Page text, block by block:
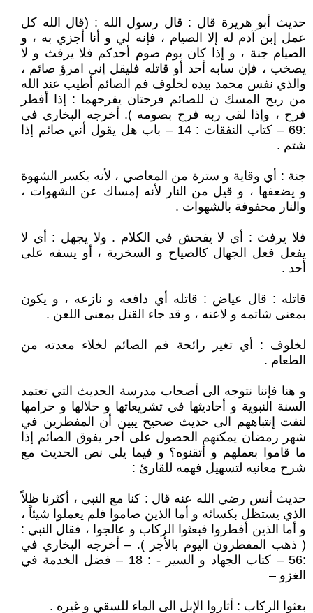
حديث أبو هريرة قال : قال رسول الله : (قال الله كل
عمل إبن آدم له إلا الصيام ، فإنه لي و أنا أجزي به ، و
الصيام جنة ، و إذا كان يوم صوم أحدكم فلا يرفث و لا
يصخب ، فإن سابه أحد أو قاتله فليقل إني امرؤ صائم ،
والذي نفس محمد بيده لخلوف فم الصائم أطيب عند الله
من ريح المسك ن للصائم فرحتان يفرحهما : إذا أفطر
فرح ، وإذا لقى ربه فرح بصومه ). أخرجه البخاري في
:69 – كتاب النفقات : 14 – باب هل يقول أني صائم إذا
شتم .
جنة : أي وقاية و سترة من المعاصي ، لأنه يكسر الشهوة
و يضعفها ، و قيل من النار لأنه إمساك عن الشهوات ،
والنار محفوفة بالشهوات .
فلا يرفث : أي لا يفحش في الكلام . ولا يجهل : أي لا
يفعل فعل الجهال كالصياح و السخرية ، أو يسفه على
أحد .
قاتله : قال عياض : قاتله أي دافعه و نازعه ، و يكون
بمعنى شاتمه و لاعنه ، و قد جاء القتل بمعنى اللعن .
لخلوف : أي تغير رائحة فم الصائم لخلاء معدته من
الطعام .
و هنا فإننا نتوجه الى أصحاب مدرسة الحديث التي تعتمد
السنة النبوية و أحاديثها في تشريعاتها و حلالها و حرامها
لنفت إنتباههم الى حديث صحيح يبين أن المفطرين في
شهر رمضان يمكنهم الحصول على أجر يفوق الصائم إذا
ما قاموا بعملهم و أتقنوه؟ و فيما يلي نص الحديث مع
شرح معانيه لتسهيل فهمه للقارئ :
حديث أنس رضي الله عنه قال : كنا مع النبي ، أكثرنا ظلاً
الذي يستظل بكسائه و أما الذين صاموا فلم يعملوا شيئاً ،
و أما الذين أفطروا فبعثوا الركاب و عالجوا ، فقال النبي :
( ذهب المفطرون اليوم بالأجر ). – أخرجه البخاري في
:56 – كتاب الجهاد و السير - : 18 – فضل الخدمة في
الغزو –
بعثوا الركاب : أثاروا الإبل الى الماء للسقي و غيره .